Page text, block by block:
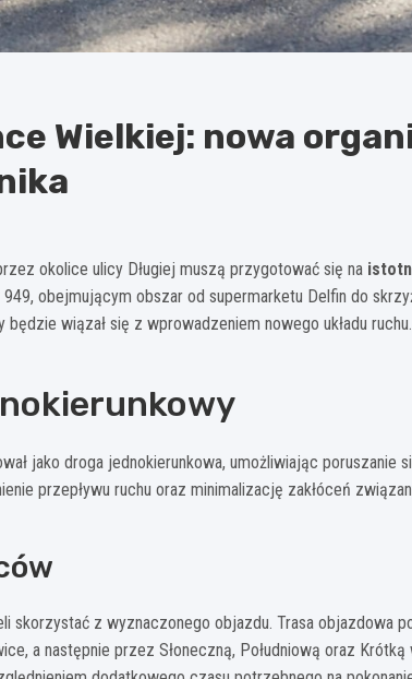
Wielkiej: nowa
okolice ulicy Długiej muszą przygotować się na
obejmującym obszar od supermarketu Delfin do
wiązał się z wprowadzeniem nowego układu
jako droga jednokierunkowa, umożliwiając poruszanie
przepływu ruchu oraz minimalizację zakłóceń
z wyznaczonego objazdu. Trasa objazdowa
a następnie przez Słoneczną, Południową oraz Krótką